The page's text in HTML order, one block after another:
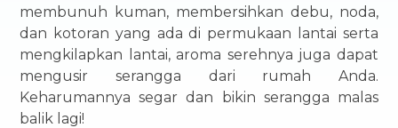
membunuh kuman, membersihkan debu, noda,
dan kotoran yang ada di permukaan lantai serta
mengkilapkan lantai, aroma serehnya juga dapat
mengusir serangga dari rumah Anda.
Keharumannya segar dan bikin serangga malas
balik lagi!